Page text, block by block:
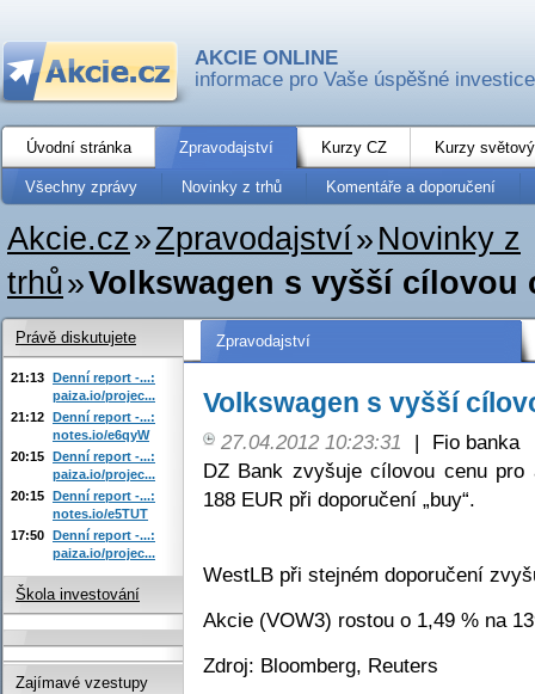
AKCIE ONLINE
informace pro Vaše úspěšné investice
Úvodní stránka Zpravodajství Kurzy CZ Kurzy
Všechny zprávy Novinky z trhů Komentáře a doporučení
Akcie.cz»Zpravodajství» Novinky z
trhů»Volkswagen s vyšší cílovou
Zpravodajství
Volkswagen s vyšší
27.04.2012 10:23:31 |
Fio banka
DZ Bank zvyšuje cílovou cenu pro
188 EUR při doporučení „buy“.
WestLB při stejném doporučení
Akcie (VOW3) rostou o 1,49 % na
Zdroj: Bloomberg, Reuters
Právě diskutujete
21:13 Denní report -...:
paiza.io/projec...
21:12 Denní report -...:
notes.io/e6qyW
20:15 Denní report -...:
paiza.io/projec...
20:15 Denní report -...:
notes.io/e5TUT
17:50 Denní report -...:
paiza.io/projec...
Škola investování
Zajímavé vzestupy